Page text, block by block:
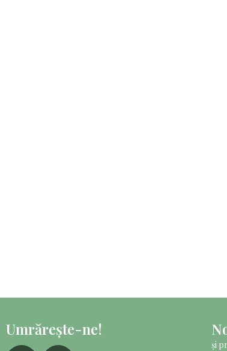
Umrărește-ne!
și